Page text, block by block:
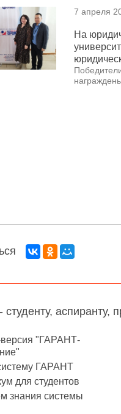
7 апреля
На
аспиранту,
версия "ГАРАНТ-
ГАРАНТ
для студентов
знания системы